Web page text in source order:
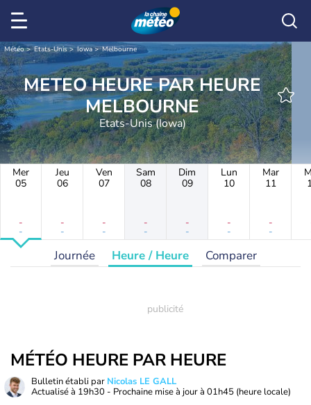
Météo Etats-Unis Iowa Melbourne
METEO HEURE PAR HEURE
MELBOURNE
Etats-Unis (Iowa)
Mer
05
-
-
Jeu
06
-
-
Ven
07
-
-
Sam
08
-
-
Dim
09
-
-
Lun
10
-
-
Mar
11
-
-
Journée Heure / Heure Comparer
MÉTÉO HEURE PAR HEURE
Bulletin établi par Nicolas LE GALL
Actualisé à 19h30 - Prochaine mise à jour à 01h45 (heure locale)